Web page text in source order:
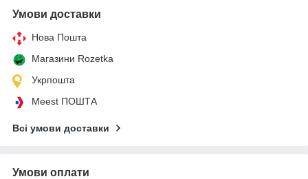
Умови доставки
Нова Пошта
Магазини Rozetka
Укрпошта
Meest ПОШТА
Всі умови доставки
Умови оплати